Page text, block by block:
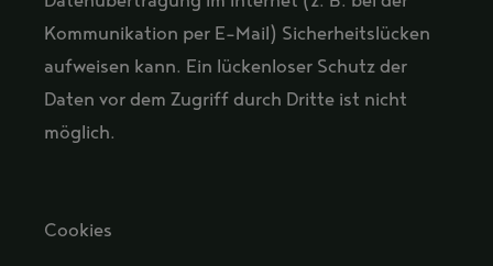
Kommunikation per E-Mail) Sicherheitslücken
aufweisen kann. Ein lückenloser Schutz der
Daten vor dem Zugriff durch Dritte ist nicht
möglich.
Cookies